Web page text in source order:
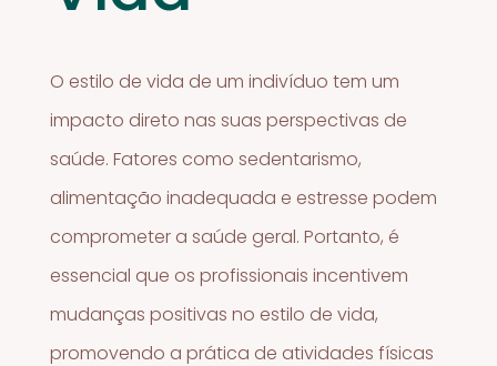
O estilo de vida de um indivíduo tem um
impacto direto nas suas perspectivas de
saúde. Fatores como sedentarismo,
alimentação inadequada e estresse podem
comprometer a saúde geral. Portanto, é
essencial que os profissionais incentivem
mudanças positivas no estilo de vida,
promovendo a prática de atividades físicas